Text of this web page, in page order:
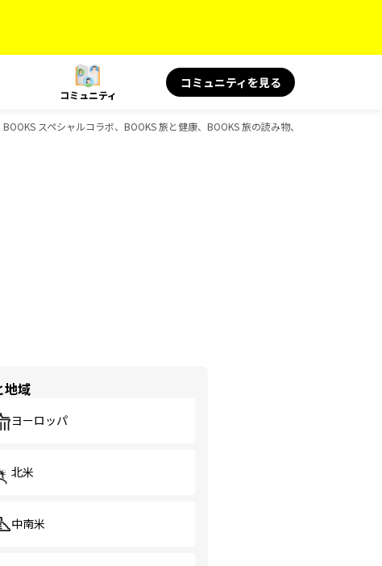
コミュニティ
コミュニティを見る
スペシャルコラボ、BOOKS 旅と健康、BOOKS 旅の読み物、BOOKS、D-
地域
ヨーロッパ
北米
中南米